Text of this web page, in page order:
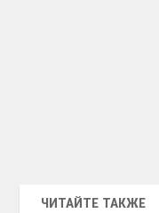
ЧИТАЙТЕ ТАКЖЕ